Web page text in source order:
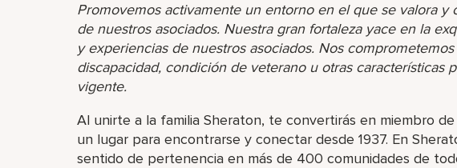
Promovemos activamente un entorno en el que se valora y
de nuestros asociados. Nuestra gran fortaleza yace en la
y experiencias de nuestros asociados. Nos
discapacidad, condición de veterano u otras características
vigente.
Al unirte a la familia Sheraton, te convertirás en miembro de
un lugar para encontrarse y conectar desde 1937. En
sentido de pertenencia en más de 400 comunidades de